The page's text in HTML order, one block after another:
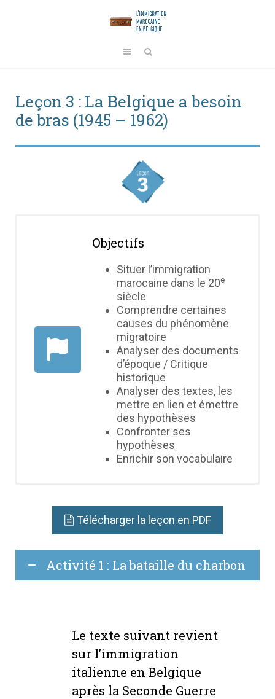
Leçon 3 : La Belgique a besoin
de bras (1945 – 1962)
Objectifs
Situer l’immigration
marocaine dans le 20e
siècle
Comprendre certaines
causes du phénomène
migratoire
Analyser des documents
d’époque / Critique
historique
Analyser des textes, les
mettre en lien et émettre
des hypothèses
Confronter ses
hypothèses
Enrichir son vocabulaire
Télécharger la leçon en PDF
Activité 1 : La bataille du charbon
Le texte suivant revient
sur l’immigration
italienne en Belgique
après la Seconde Guerre